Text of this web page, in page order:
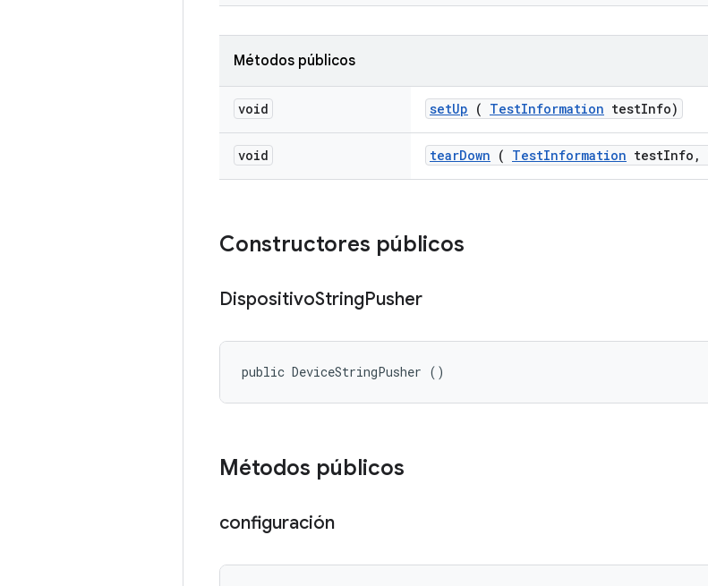
Métodos públicos
void setUp ( TestInformation testInfo)
void tearDown ( TestInformation testInfo ,
Constructores públicos
DispositivoStringPusher
public DeviceStringPusher ()
Métodos públicos
configuración